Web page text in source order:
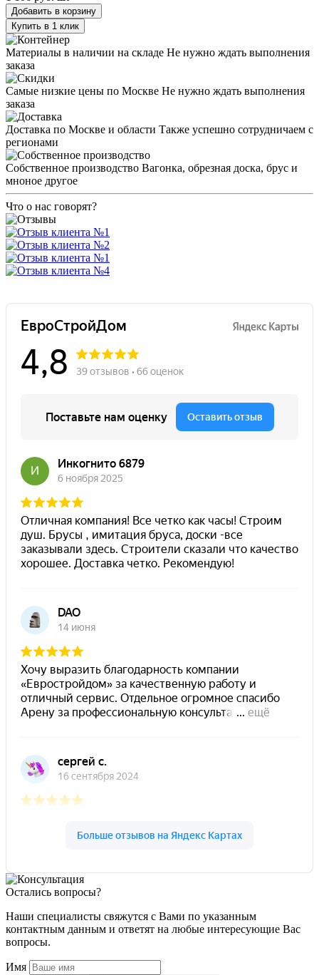
Добавить в корзину
Купить в 1 клик
Материалы в наличии на складе Не нужно ждать выполнения
заказа
Самые низкие цены по Москве Не нужно ждать выполнения
заказа
Доставка по Москве и области Также успешно сотрудничаем с
регионами
Собственное производство Вагонка, обрезная доска, брус и
мноное другое
Что о нас говорят?
Остались вопросы?
Наши специалисты свяжутся с Вами по указанным
контактным данным и ответят на любые интересующие Вас
вопросы.
Имя